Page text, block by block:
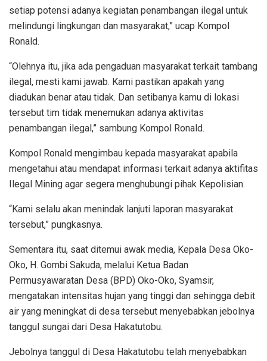
setiap potensi adanya kegiatan penambangan ilegal untuk
melindungi lingkungan dan masyarakat,” ucap Kompol
Ronald.
“Olehnya itu, jika ada pengaduan masyarakat terkait tambang
ilegal, mesti kami jawab. Kami pastikan apakah yang
diadukan benar atau tidak. Dan setibanya kamu di lokasi
tersebut tim tidak menemukan adanya aktivitas
penambangan ilegal,” sambung Kompol Ronald.
Kompol Ronald mengimbau kepada masyarakat apabila
mengetahui atau mendapat informasi terkait adanya aktifitas
Ilegal Mining agar segera menghubungi pihak Kepolisian.
“Kami selalu akan menindak lanjuti laporan masyarakat
tersebut,” pungkasnya.
Sementara itu, saat ditemui awak media, Kepala Desa Oko-
Oko, H. Gombi Sakuda, melalui Ketua Badan
Permusyawaratan Desa (BPD) Oko-Oko, Syamsir,
mengatakan intensitas hujan yang tinggi dan sehingga debit
air yang meningkat di desa tersebut menyebabkan jebolnya
tanggul sungai dari Desa Hakatutobu.
Jebolnya tanggul di Desa Hakatutobu telah menyebabkan